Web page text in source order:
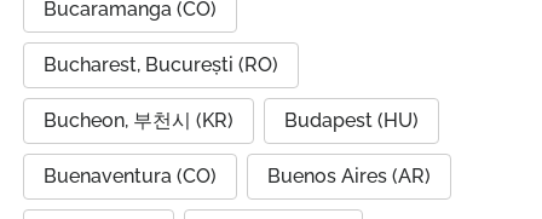
Bucaramanga (CO)
Bucharest, București (RO)
Bucheon, 부천시 (KR) Budapest (HU)
Buenaventura (CO) Buenos Aires (AR)